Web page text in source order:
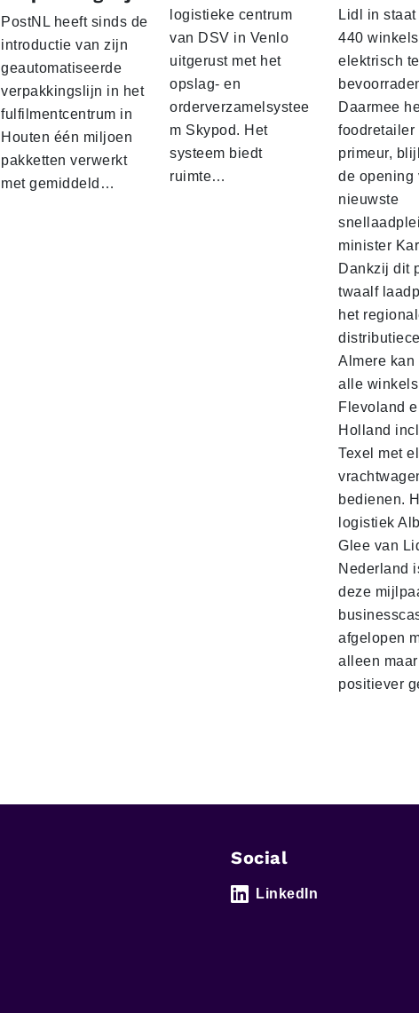
PostNL heeft sinds de
introductie van zijn
geautomatiseerde
verpakkingslijn in het
fulfilmentcentrum in
Houten één miljoen
pakketten verwerkt
met gemiddeld…
logistieke centrum
van DSV in Venlo
uitgerust met het
opslag- en
orderverzamelsystee
m Skypod. Het
systeem biedt
ruimte…
Lidl in
440 winkels
elektrisch te
Daarmee
foodretailer
primeur,
de opening
nieuwste
minister
Dankzij dit
twaalf
het
Almere
alle
Flevoland
Holland
Texel met
bedienen.
logistiek
Glee van
Nederland
deze
afgelopen
alleen maar
positiever
Social
LinkedIn